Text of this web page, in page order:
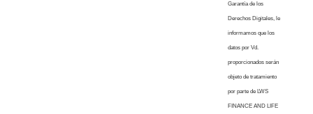
Garantía de los
Derechos Digitales, le
informamos que los
datos por Vd.
proporcionados serán
objeto de tratamiento
por parte de LWS
FINANCE AND LIFE